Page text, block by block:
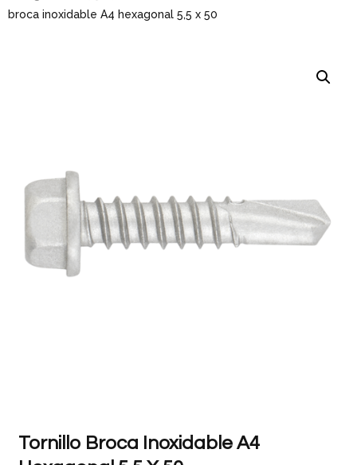
broca inoxidable A4 hexagonal 5,5 x 50
Tornillo Broca Inoxidable A4